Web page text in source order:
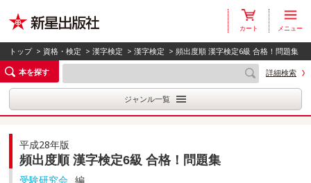
カート メニュー
トップ > 資格・検定 >漢字検定 >漢字検定 > 頻出度順 漢字検定6級 合格！問題集
本を探す
詳細検索
ジャンル一覧
平成28年版
頻出度順 漢字検定6級 合格！問題集
受験研究会 編